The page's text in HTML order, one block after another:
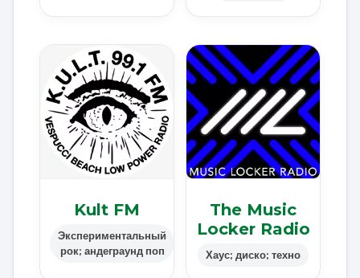
Kult FM
Экспериментальный
рок; андеграунд поп
The Music
Locker Radio
Хаус; диско; техно